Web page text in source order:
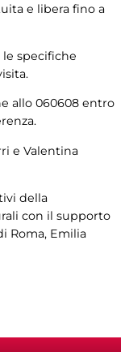
e libera fino a
specifiche
allo 060608 entro
e Valentina
della
con il supporto
Roma, Emilia